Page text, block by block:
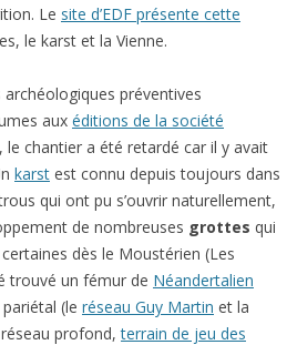
Le site d’EDF présente cette
le karst et la Vienne.
préventives
aux éditions de la société
le chantier a été retardé car il y avait
karst est connu depuis toujours dans
qui ont pu s’ouvrir naturellement,
de nombreuses grottes qui
certaines dès le Moustérien (Les
trouvé un fémur de Néandertalien
(le réseau Guy Martin et la
réseau profond,terrain de jeu des